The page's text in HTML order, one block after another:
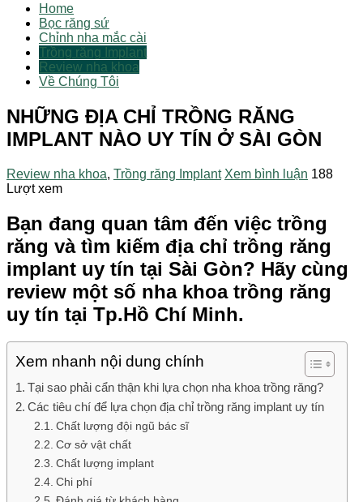
Home
Bọc răng sứ
Chỉnh nha mắc cài
Trồng răng Implant
Review nha khoa
Về Chúng Tôi
NHỮNG ĐỊA CHỈ TRỒNG RĂNG
IMPLANT NÀO UY TÍN Ở SÀI GÒN
Review nha khoa, Trồng răng Implant Xem bình luận 188
Lượt xem
Bạn đang quan tâm đến việc trồng
răng và tìm kiếm địa chỉ trồng răng
implant uy tín tại Sài Gòn? Hãy cùng
review một số nha khoa trồng răng
uy tín tại Tp.Hồ Chí Minh.
Xem nhanh nội dung chính
Tại sao phải cẩn thận khi lựa chọn nha khoa trồng răng?
Các tiêu chí để lựa chọn địa chỉ trồng răng implant uy tín
Chất lượng đội ngũ bác sĩ
Cơ sở vật chất
Chất lượng implant
Chi phí